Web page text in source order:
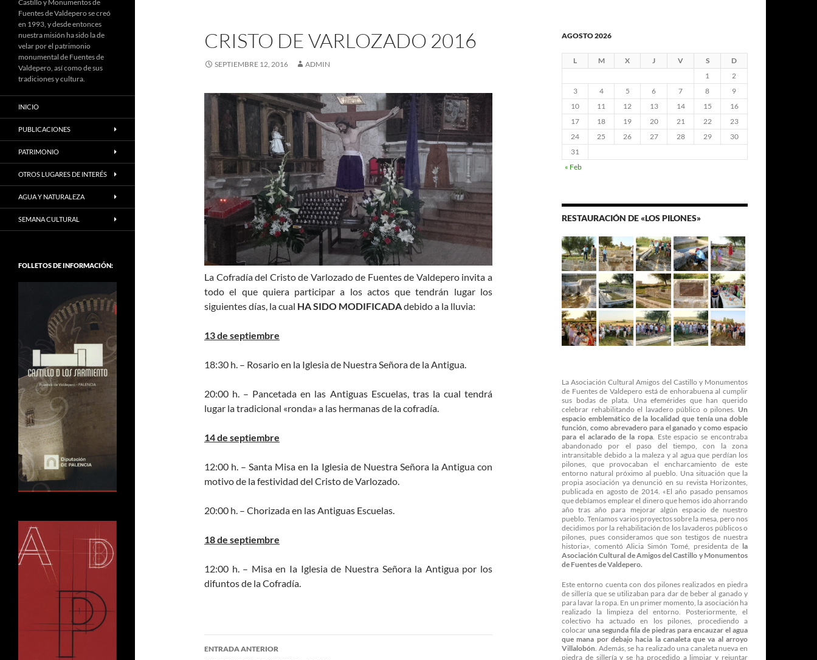
CRISTO DE VARLOZADO 2016
SEPTIEMBRE 12, 2016 ADMIN
La Cofradía del Cristo de Varlozado de Fuentes de Valdepero invita a
todo el que quiera participar a los actos que tendrán lugar los
siguientes días, la cual HA SIDO MODIFICADAdebido a la lluvia:
13 de septiembre
18:30 h. – Rosario en la Iglesia de Nuestra Señora de la Antigua.
20:00 h. – Pancetada en las Antiguas Escuelas, tras la cual tendrá
lugar la tradicional «ronda» a las hermanas de la cofradía.
14 de septiembre
12:00 h. – Santa Misa en Ia Iglesia de Nuestra Señora la Antigua con
motivo de la festividad del Cristo de Varlozado.
20:00 h. – Chorizada en las Antiguas Escuelas.
18 de septiembre
12:00 h. – Misa en Ia Iglesia de Nuestra Señora la Antigua por los
difuntos de la Cofradía.
Navegación
ENTRADA ANTERIOR
AGOSTO 2026
L M X J V S
D
1
2
3
4 5 6 7 8
9
10
11 12 13 14 15
16
17
18 19 20 21 22
23
24
25 26 27 28 29
30
31
« Feb
RESTAURACIÓN DE «LOS PILONES»
La Asociación Cultural Amigos del Castillo y Monumentos
de Fuentes de Valdepero está de enhorabuena al cumplir
sus bodas de plata. Una efemérides que han querido
celebrar rehabilitando el lavadero público o pilones. Un
espacio emblemático de la localidad que tenía una doble
función, como abrevadero para el ganado y como espacio
para el aclarado de la ropa. Este espacio se encontraba
abandonado por el paso del tiempo, con la zona
intransitable debido a la maleza y al agua que perdían los
pilones, que provocaban el encharcamiento de este
entorno natural próximo al pueblo. Una situación que la
propia asociación ya denunció en su revista Horizontes,
publicada en agosto de 2014. «El año pasado pensamos
que debíamos emplear el dinero que hemos ido ahorrando
año tras año para mejorar algún espacio de nuestro
pueblo. Teníamos varios proyectos sobre la mesa, pero nos
decidimos por la rehabilitación de los lavaderos públicos o
pilones, pues consideramos que son testigos de nuestra
historia», comentó Alicia Simón Tomé, presidenta de la
Asociación Cultural de Amigos del Castillo y Monumentos
de Fuentes de Valdepero.
Este entorno cuenta con dos pilones realizados en piedra
de sillería que se utilizaban para dar de beber al ganado y
para lavar la ropa. En un primer momento, la asociación ha
realizado la limpieza del entorno. Posteriormente, el
colectivo ha actuado en los pilones, procediendo a
colocar una segunda fila de piedras para encauzar el agua
que mana por debajo hacia la canaleta que va al arroyo
Villalobón . Además, se ha realizado una canaleta nueva en
piedra de sillería y se ha procedido a limpiar y rejuntar
Castillo y Monumentos de
Fuentes de Valdepero se creó
en 1993, y desde entonces
nuestra misión ha sido la de
velar por el patrimonio
monumental de Fuentes de
Valdepero, así como de sus
tradiciones y cultura.
INICIO
PUBLICACIONES
PATRIMONIO
OTROS LUGARES DE INTERÉS
AGUA Y NATURALEZA
SEMANA CULTURAL
FOLLETOS DE INFORMACIÓN: